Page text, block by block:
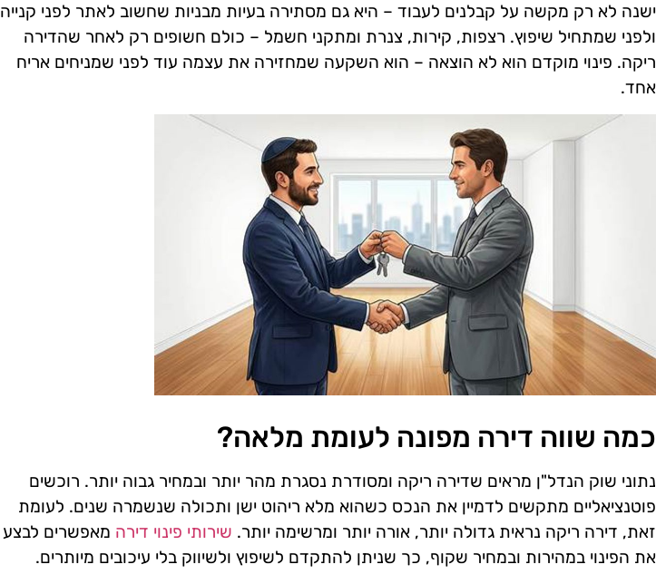
ישנה לא רק מקשה על קבלנים לעבוד – היא גם מסתירה בעיות מבניות שחשוב לאתר לפני קנייה
ולפני שמתחיל שיפוץ. רצפות, קירות, צנרת ומתקני חשמל – כולם חשופים רק לאחר שהדירה
ריקה. פינוי מוקדם הוא לא הוצאה – הוא השקעה שמחזירה את עצמה עוד לפני שמניחים אריח
אחד.
כמה שווה דירה מפונה לעומת מלאה?
נתוני שוק הנדל"ן מראים שדירה ריקה ומסודרת נסגרת מהר יותר ובמחיר גבוה יותר. רוכשים
פוטנציאליים מתקשים לדמיין את הנכס כשהוא מלא ריהוט ישן ותכולה שנשמרה שנים. לעומת
זאת, דירה ריקה נראית גדולה יותר, אורה יותר ומרשימה יותר. שירותי פינוי דירה מאפשרים לבצע
את הפינוי במהירות ובמחיר שקוף, כך שניתן להתקדם לשיפוץ ולשיווק בלי עיכובים מיותרים.